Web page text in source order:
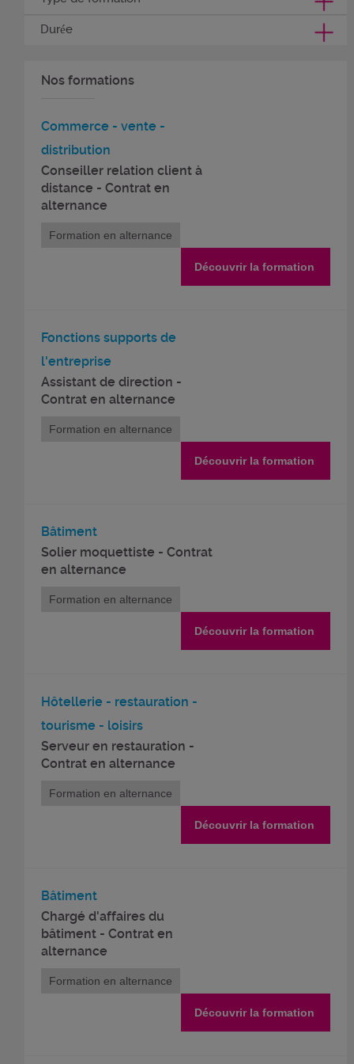
Durée
Nos formations
Commerce - vente -
distribution
Conseiller relation client à
distance - Contrat en
alternance
Formation en alternance
Découvrir la formation
Fonctions supports de
l'entreprise
Assistant de direction -
Contrat en alternance
Formation en alternance
Découvrir la formation
Bâtiment
Solier moquettiste - Contrat
en alternance
Formation en alternance
Découvrir la formation
Hôtellerie - restauration -
tourisme - loisirs
Serveur en restauration -
Contrat en alternance
Formation en alternance
Découvrir la formation
Bâtiment
Chargé d'affaires du
bâtiment - Contrat en
alternance
Formation en alternance
Découvrir la formation